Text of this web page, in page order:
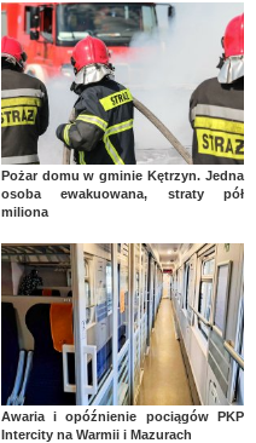
Pożar domu w gminie Kętrzyn. Jedna
osoba ewakuowana, straty pół
miliona
Awaria i opóźnienie pociągów PKP
Intercity na Warmii i Mazurach